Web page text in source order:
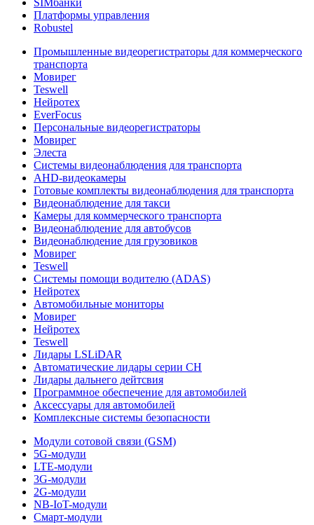
SIMбанки
Платформы управления
Robustel
Промышленные видеорегистраторы для коммерческого
транспорта
Мовирег
Teswell
Нейротех
EverFocus
Персональные видеорегистраторы
Мовирег
Элеста
Системы видеонаблюдения для транспорта
AHD-видеокамеры
Готовые комплекты видеонаблюдения для транспорта
Видеонаблюдение для такси
Камеры для коммерческого транспорта
Видеонаблюдение для автобусов
Видеонаблюдение для грузовиков
Мовирег
Teswell
Системы помощи водителю (ADAS)
Нейротех
Автомобильные мониторы
Мовирег
Нейротех
Teswell
Лидары LSLiDAR
Автоматические лидары серии CH
Лидары дальнего дейтсвия
Программное обеспечение для автомобилей
Аксессуары для автомобилей
Комплексные системы безопасности
Модули сотовой связи (GSM)
5G-модули
LTE-модули
3G-модули
2G-модули
NB-IoT-модули
Смарт-модули